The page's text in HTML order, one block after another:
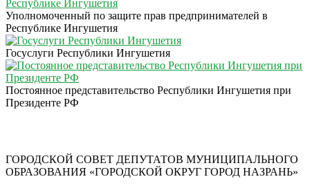
Уполномоченный по защите прав предпринимателей в
Республике Ингушетия
Госуслуги Республики Ингушетия
Постоянное представительство Республики Ингушетия при
Президенте РФ
ГОРОДСКОЙ СОВЕТ ДЕПУТАТОВ МУНИЦИПАЛЬНОГО
ОБРАЗОВАНИЯ «ГОРОДСКОЙ ОКРУГ ГОРОД НАЗРАНЬ»